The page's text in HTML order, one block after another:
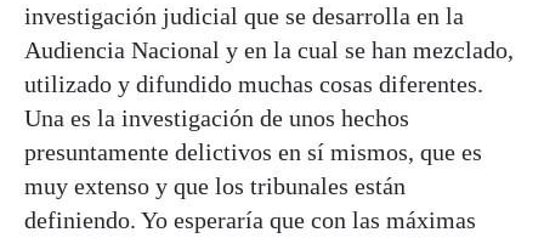
investigación judicial que se desarrolla en la
Audiencia Nacional y en la cual se han mezclado,
utilizado y difundido muchas cosas diferentes.
Una es la investigación de unos hechos
presuntamente delictivos en sí mismos, que es
muy extenso y que los tribunales están
definiendo. Yo esperaría que con las máximas